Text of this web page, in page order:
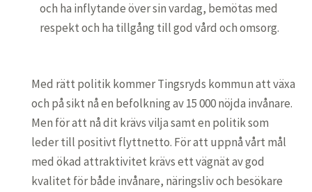
och ha inflytande över sin vardag, bemötas med
respekt och ha tillgång till god vård och omsorg.
Med rätt politik kommer Tingsryds kommun att växa
och på sikt nå en befolkning av 15 000 nöjda invånare.
Men för att nå dit krävs vilja samt en politik som
leder till positivt flyttnetto. För att uppnå vårt mål
med ökad attraktivitet krävs ett vägnät av god
kvalitet för både invånare, näringsliv och besökare